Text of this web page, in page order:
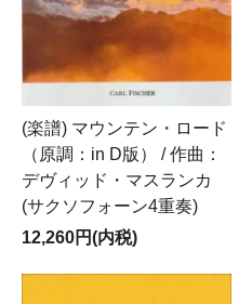
(楽譜) マウンテン・ロード
（原調：in D版） / 作曲：
デヴィッド・マスランカ
(サクソフォーン4重奏)
12,260円(内税)